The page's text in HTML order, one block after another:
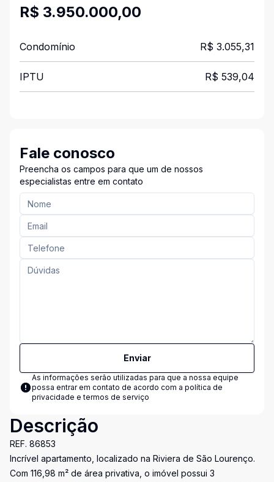
R$ 3.950.000,00
Condomínio R$ 3.055,31
IPTU R$ 539,04
Fale conosco
Preencha os campos para que um de nossos
especialistas entre em contato
Enviar
As informações serão utilizadas para que a nossa equipe
possa entrar em contato de acordo com a política de
privacidade e termos de serviço
Descrição
REF. 86853
Incrível apartamento, localizado na Riviera de São Lourenço.
Com 116,98 m² de área privativa, o imóvel possui 3